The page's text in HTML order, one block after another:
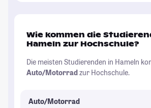
Wie kommen die
Hameln zur Hochschule?
Die meisten Studierenden in Hameln
Auto/Motorradzur Hochschule.
Auto/Motorrad